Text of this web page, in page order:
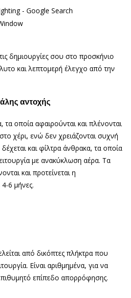
δημιουργίες σου στο προσκήνιο
και λεπτομερή έλεγχο από την
αντοχής
τα οποία αφαιρούνται και πλένονται
χέρι, ενώ δεν χρειάζονται συχνή
και φίλτρα άνθρακα, τα οποία
με ανακύκλωση αέρα. Τα
και προτείνεται η
6 μήνες.
από δικόπτες πλήκτρα που
Είναι αριθμημένα, για να
επίπεδο απορρόφησης.